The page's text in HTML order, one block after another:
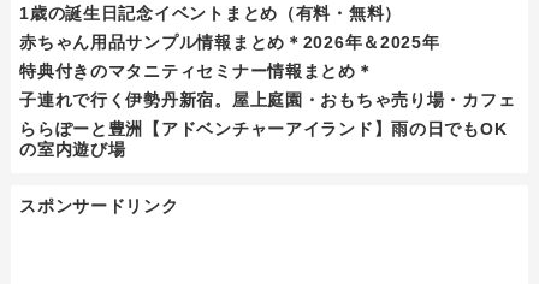
1歳の誕生日記念イベントまとめ（有料・無料）
赤ちゃん用品サンプル情報まとめ＊2026年＆2025年
特典付きのマタニティセミナー情報まとめ＊
子連れで行く伊勢丹新宿。屋上庭園・おもちゃ売り場・カフェ
ららぽーと豊洲【アドベンチャーアイランド】雨の日でもOK
の室内遊び場
スポンサードリンク